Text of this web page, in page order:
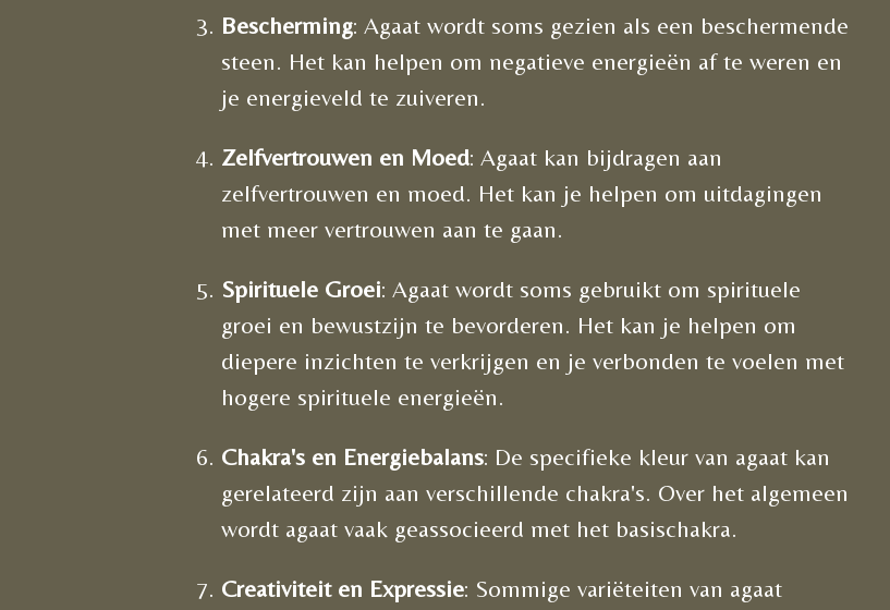
Bescherming: Agaat wordt soms gezien als een beschermende
steen. Het kan helpen om negatieve energieën af te weren en
je energieveld te zuiveren.
Zelfvertrouwen en Moed: Agaat kan bijdragen aan
zelfvertrouwen en moed. Het kan je helpen om uitdagingen
met meer vertrouwen aan te gaan.
Spirituele Groei: Agaat wordt soms gebruikt om spirituele
groei en bewustzijn te bevorderen. Het kan je helpen om
diepere inzichten te verkrijgen en je verbonden te voelen met
hogere spirituele energieën.
Chakra's en Energiebalans: De specifieke kleur van agaat kan
gerelateerd zijn aan verschillende chakra's. Over het algemeen
wordt agaat vaak geassocieerd met het basischakra.
Creativiteit en Expressie: Sommige variëteiten van agaat